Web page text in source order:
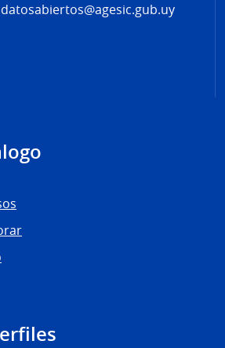
datosabiertos@agesic.gub.uy